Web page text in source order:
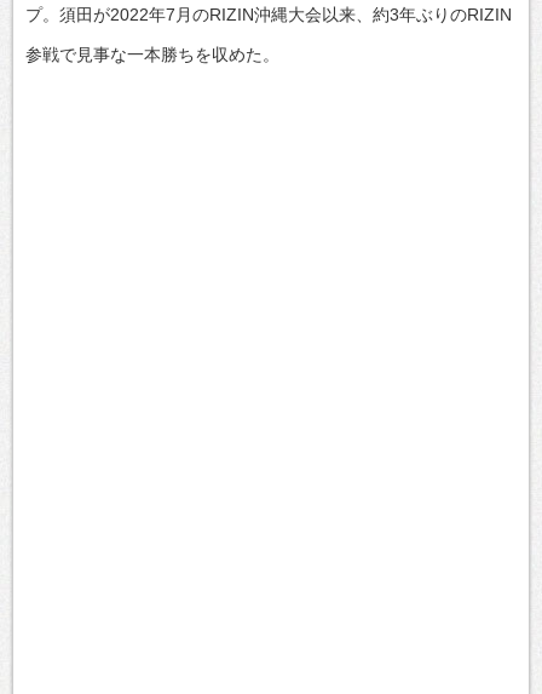
プ。須田が2022年7月のRIZIN沖縄大会以来、約3年ぶりのRIZIN
参戦で見事な一本勝ちを収めた。